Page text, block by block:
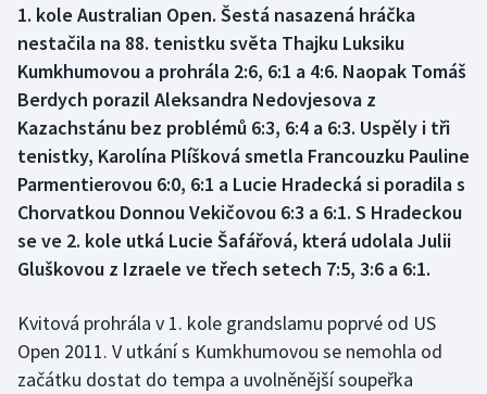
Box
Curling
Dostihy
Florbal
Futsal
Golf
Gymnastika
1. kole Australian Open. Šestá nasazená hráčka
nestačila na 88. tenistku světa Thajku Luksiku
Kumkhumovou a prohrála 2:6, 6:1 a 4:6. Naopak Tomáš
Berdych porazil Aleksandra Nedovjesova z
Kazachstánu bez problémů 6:3, 6:4 a 6:3. Uspěly i tři
tenistky, Karolína Plíšková smetla Francouzku Pauline
Parmentierovou 6:0, 6:1 a Lucie Hradecká si poradila s
Chorvatkou Donnou Vekičovou 6:3 a 6:1. S Hradeckou
se ve 2. kole utká Lucie Šafářová, která udolala Julii
Gluškovou z Izraele ve třech setech 7:5, 3:6 a 6:1.
Kvitová prohrála v 1. kole grandslamu poprvé od US
Open 2011. V utkání s Kumkhumovou se nemohla od
začátku dostat do tempa a uvolněnější soupeřka